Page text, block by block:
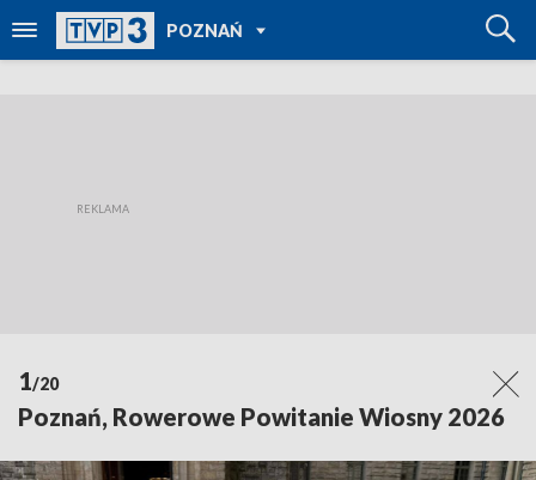
POZNAŃ
POWRÓT DO
TVP REGIONY
1/20
Poznań, Rowerowe Powitanie Wiosny 2026